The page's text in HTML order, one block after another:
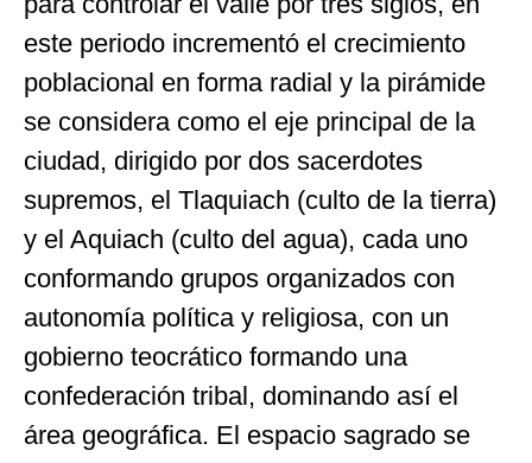
este periodo incrementó el crecimiento
poblacional en forma radial y la pirámide
se considera como el eje principal de la
ciudad, dirigido por dos sacerdotes
supremos, el Tlaquiach (culto de la tierra)
y el Aquiach (culto del agua), cada uno
conformando grupos organizados con
autonomía política y religiosa, con un
gobierno teocrático formando una
confederación tribal, dominando así el
área geográfica. El espacio sagrado se